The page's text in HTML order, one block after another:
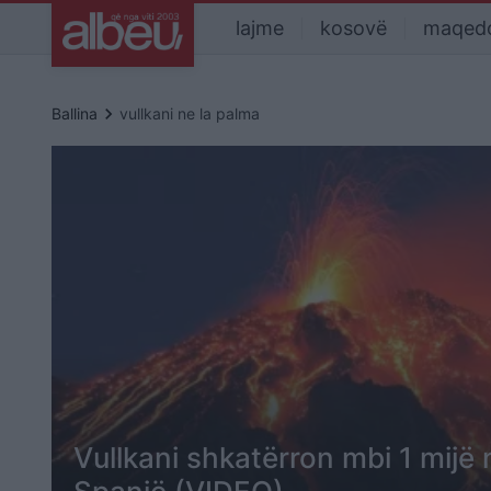
lajme kosovë
Ballina keyboard_arrow_right vullkani ne la palma
Vullkani shkatërron mbi 1 mijë